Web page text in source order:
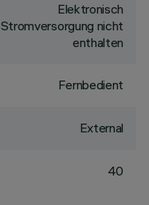
Elektronisch
Stromversorgung nicht
enthalten
Fernbedient
External
40